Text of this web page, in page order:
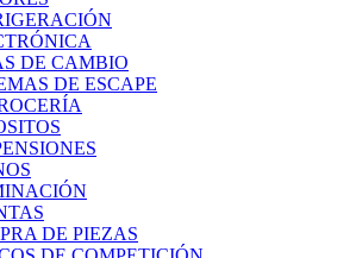
DE CAMBIO
DE ESCAPE
DE PIEZAS